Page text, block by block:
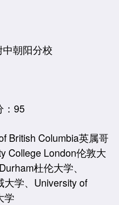
朝阳分校
：95
British Columbia英属哥
College London伦敦大
杜伦大学、
学、University of
学